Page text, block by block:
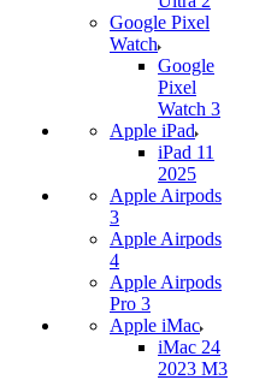
Google Pixel
Watch
Google
Pixel
Watch 3
Apple iPad
iPad 11
2025
Apple Airpods
3
Apple Airpods
4
Apple Airpods
Pro 3
Apple iMac
iMac 24
2023 M3